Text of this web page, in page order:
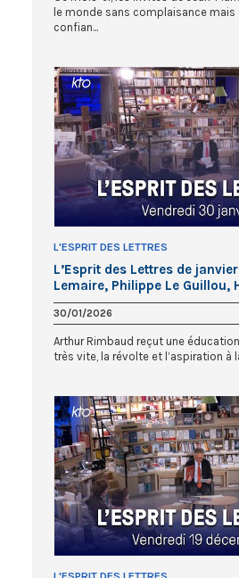
le monde sans complaisance mais
confian...
L'ESPRIT DES LETTRES
L’Esprit des Lettres de
Lemaire, Philippe Le Guillou,
30/01/2026
Arthur Rimbaud reçut une
très vite, la révolte et l’aspiration à